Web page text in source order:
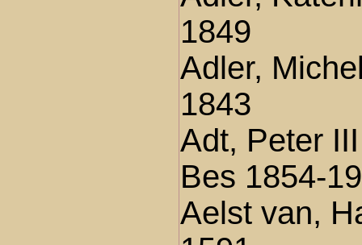
1849
Adler,
1843
Adt, Peter
Bes 1854-
Aelst van,